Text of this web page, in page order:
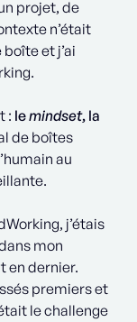
projet, de
n’était
et j’ai
: lemindset, la
de boîtes
au
j’étais
mon
en dernier.
premiers et
le challenge